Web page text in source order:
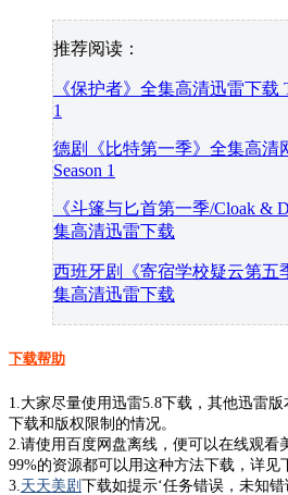
推荐阅读：
《保护者》全集高清迅雷下载
1
德剧《比特第一季》全集高清
Season 1
《斗篷与匕首第一季/Cloak &
集高清迅雷下载
西班牙剧《寄宿学校疑云第五
集高清迅雷下载
下载帮助
1.大家尽量使用迅雷5.8下载，其他迅雷
下载和版权限制的情况。
2.请使用百度网盘离线，便可以在线观看
99%的资源都可以用这种方法下载，详见
3.天天美剧 下载如提示‘任务错误，未知